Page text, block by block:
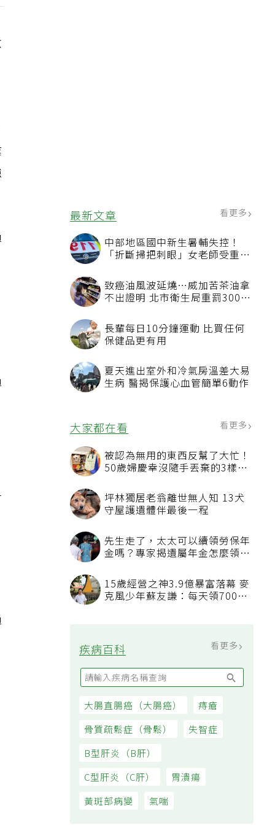
最新文章 看更多
中部地區國中新生暑輔失控！
「折斷掃把刺眼」女老師受重傷
致癌油風波延燒…威加苦茶油拿
不出證明 北市衛生局重罰300萬
長輩每日10分鐘運動 比買任何
保健品更有用
夏天進出室外和冷氣房溫差大易
生病 醫揭保護心血管簡單6動作
大家都在看
被認為無用的東西反幫了大忙！
50歲婦慶幸沒隨手丟棄的3樣物
坪林獨居老翁離世無人知 13犬
守屋護遺體伴最後一程
先生走了，太太可以續領勞保年
15歲經營之神3.9億暴富落幕 麥
克風少年蘇友謙：每天領700元
疾病百科